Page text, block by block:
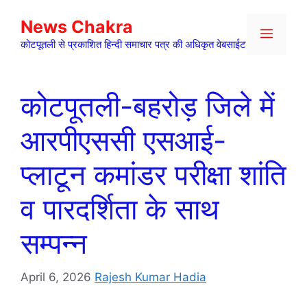
content
News Chakra
कोटपूतली से प्रकाशित हिन्दी समाचार पत्र की अधिकृत वेबसाईट
Menu
कोटपूतली-बहरोड़ जिले में
आरपीएससी एसआई-
प्लाटून कमांडर परीक्षा शांति
व पारदर्शिता के साथ
सम्पन्न
April 6, 2026 Rajesh Kumar Hadia